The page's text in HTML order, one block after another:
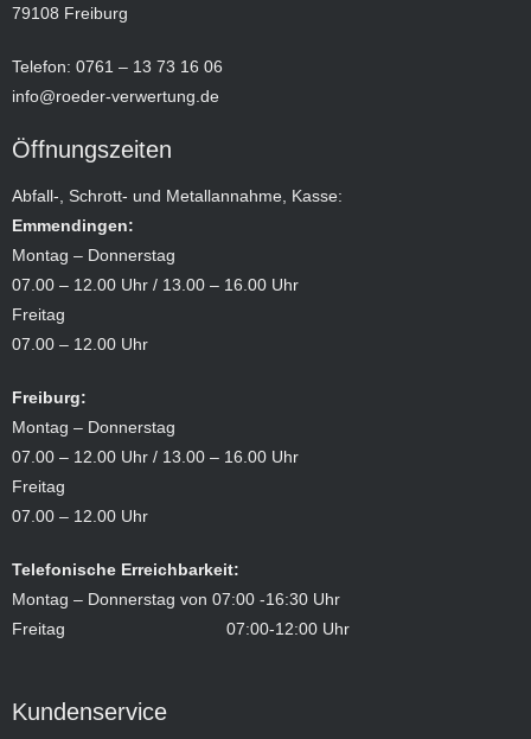
79108 Freiburg
Telefon: 0761 – 13 73 16 06
info@roeder-verwertung.de
Öffnungszeiten
Abfall-, Schrott- und Metallannahme, Kasse:
Emmendingen:
Montag – Donnerstag
07.00 – 12.00 Uhr / 13.00 – 16.00 Uhr
Freitag
07.00 – 12.00 Uhr
Freiburg:
Montag – Donnerstag
07.00 – 12.00 Uhr / 13.00 – 16.00 Uhr
Freitag
07.00 – 12.00 Uhr
Telefonische Erreichbarkeit:
Montag – Donnerstag von 07:00 -16:30 Uhr
Freitag 07:00-12:00 Uhr
Kundenservice